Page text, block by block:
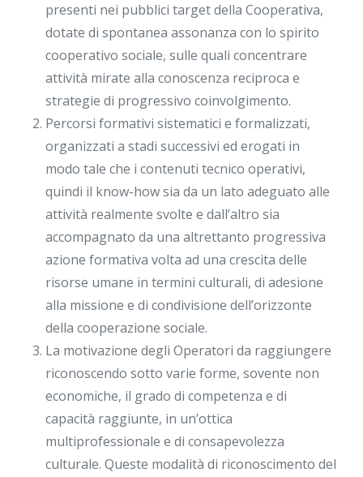
presenti nei pubblici target della Cooperativa,
dotate di spontanea assonanza con lo spirito
cooperativo sociale, sulle quali concentrare
attività mirate alla conoscenza reciproca e
strategie di progressivo coinvolgimento.
Percorsi formativi sistematici e formalizzati,
organizzati a stadi successivi ed erogati in
modo tale che i contenuti tecnico operativi,
quindi il know-how sia da un lato adeguato alle
attività realmente svolte e dall’altro sia
accompagnato da una altrettanto progressiva
azione formativa volta ad una crescita delle
risorse umane in termini culturali, di adesione
alla missione e di condivisione dell’orizzonte
della cooperazione sociale.
La motivazione degli Operatori da raggiungere
riconoscendo sotto varie forme, sovente non
economiche, il grado di competenza e di
capacità raggiunte, in un’ottica
multiprofessionale e di consapevolezza
culturale. Queste modalità di riconoscimento del